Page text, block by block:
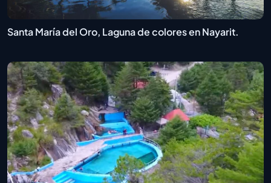
Santa María del Oro, Laguna de colores en Nayarit.